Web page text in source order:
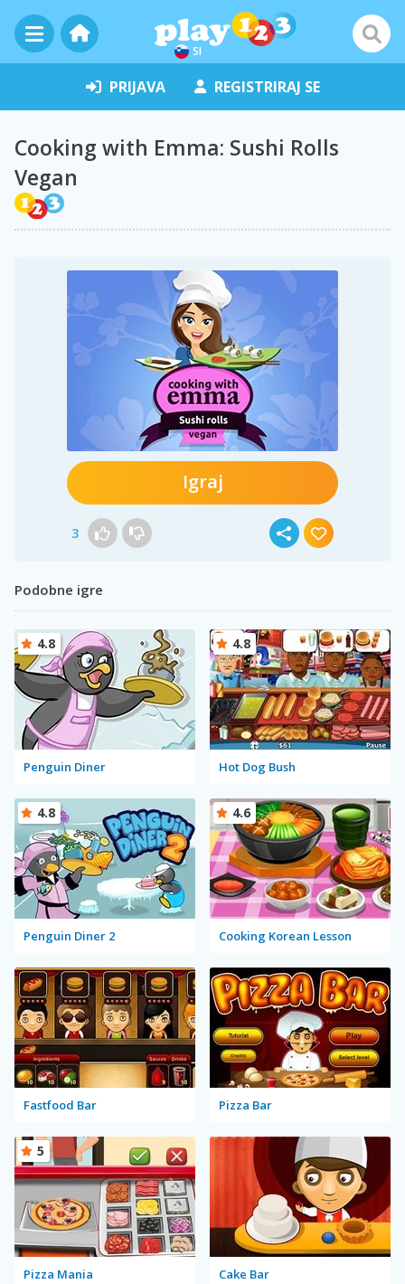
SI
PRIJAVA REGISTRIRAJ SE
Cooking with Emma: Sushi Rolls
Vegan
Igraj
3
Podobne igre
Penguin Diner
4.8
Hot Dog Bush
4.8
Penguin Diner 2
4.8
Cooking Korean Lesson
4.6
Fastfood Bar Pizza Bar
Pizza Mania
5
Cake Bar